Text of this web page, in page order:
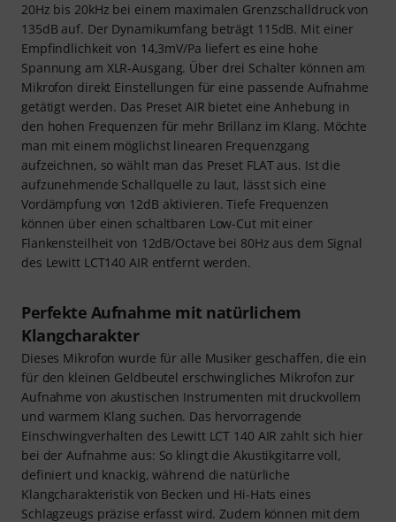
20Hz bis 20kHz bei einem maximalen Grenzschalldruck von
135dB auf. Der Dynamikumfang beträgt 115dB. Mit einer
Empfindlichkeit von 14,3mV/Pa liefert es eine hohe
Spannung am XLR-Ausgang. Über drei Schalter können am
Mikrofon direkt Einstellungen für eine passende Aufnahme
getätigt werden. Das Preset AIR bietet eine Anhebung in
den hohen Frequenzen für mehr Brillanz im Klang. Möchte
man mit einem möglichst linearen Frequenzgang
aufzeichnen, so wählt man das Preset FLAT aus. Ist die
aufzunehmende Schallquelle zu laut, lässt sich eine
Vordämpfung von 12dB aktivieren. Tiefe Frequenzen
können über einen schaltbaren Low-Cut mit einer
Flankensteilheit von 12dB/Octave bei 80Hz aus dem Signal
des Lewitt LCT140 AIR entfernt werden.
Perfekte Aufnahme mit natürlichem
Klangcharakter
Dieses Mikrofon wurde für alle Musiker geschaffen, die ein
für den kleinen Geldbeutel erschwingliches Mikrofon zur
Aufnahme von akustischen Instrumenten mit druckvollem
und warmem Klang suchen. Das hervorragende
Einschwingverhalten des Lewitt LCT 140 AIR zahlt sich hier
bei der Aufnahme aus: So klingt die Akustikgitarre voll,
definiert und knackig, während die natürliche
Klangcharakteristik von Becken und Hi-Hats eines
Schlagzeugs präzise erfasst wird. Zudem können mit dem